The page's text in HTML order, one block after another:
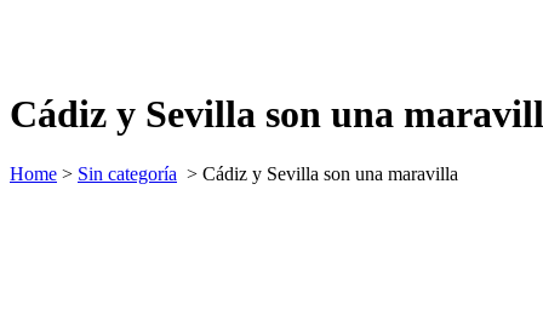
Cádiz y Sevilla son una
Home > Sin categoría > Cádiz y Sevilla son una maravilla